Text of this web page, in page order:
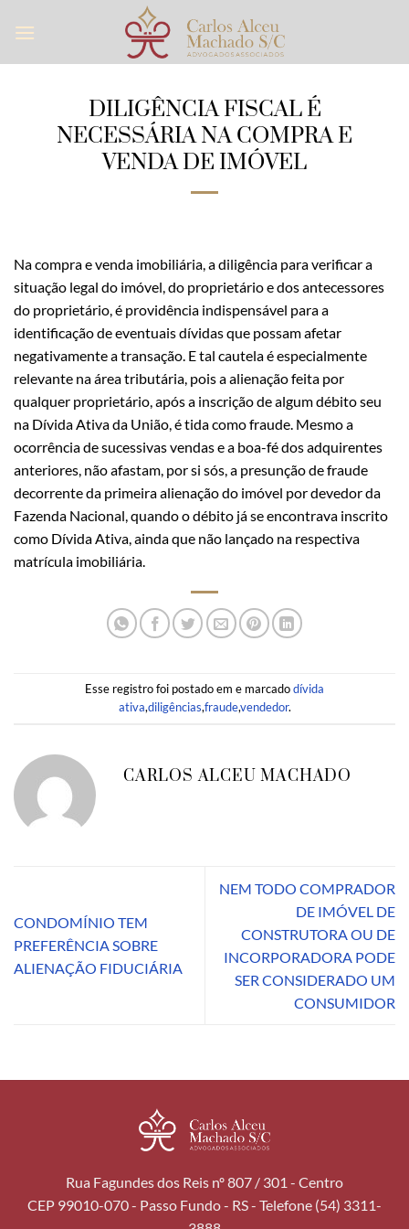
DILIGÊNCIA FISCAL É
NECESSÁRIA NA COMPRA E
VENDA DE IMÓVEL
Na compra e venda imobiliária, a diligência para verificar a
situação legal do imóvel, do proprietário e dos antecessores
do proprietário, é providência indispensável para a
identificação de eventuais dívidas que possam afetar
negativamente a transação. E tal cautela é especialmente
relevante na área tributária, pois a alienação feita por
qualquer proprietário, após a inscrição de algum débito seu
na Dívida Ativa da União, é tida como fraude. Mesmo a
ocorrência de sucessivas vendas e a boa-fé dos adquirentes
anteriores, não afastam, por si sós, a presunção de fraude
decorrente da primeira alienação do imóvel por devedor da
Fazenda Nacional, quando o débito já se encontrava inscrito
como Dívida Ativa, ainda que não lançado na respectiva
matrícula imobiliária.
Esse registro foi postado em e marcadodívida
ativa,diligências,fraude,vendedor.
CARLOS ALCEU MACHADO
CONDOMÍNIO TEM
PREFERÊNCIA SOBRE
ALIENAÇÃO FIDUCIÁRIA
NEM TODO COMPRADOR
DE IMÓVEL DE
CONSTRUTORA OU DE
INCORPORADORA PODE
SER CONSIDERADO UM
CONSUMIDOR
Rua Fagundes dos Reis nº 807 / 301 - Centro
CEP 99010-070 - Passo Fundo - RS - Telefone (54) 3311-